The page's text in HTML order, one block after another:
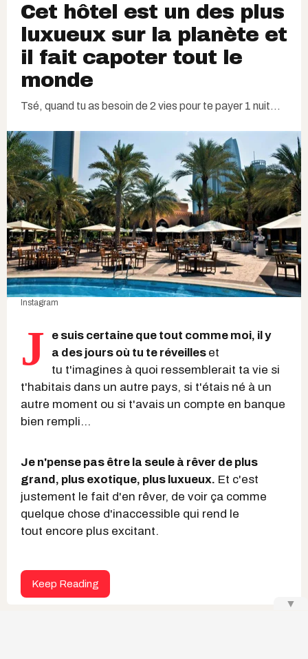
Cet hôtel est un des plus
luxueux sur la planète et
il fait capoter tout le
monde
Tsé, quand tu as besoin de 2 vies pour te payer 1 nuit...
Instagram
J
e suis certaine que tout comme moi, il y
a des jours où tu te réveilles et
tu t'imagines à quoi ressemblerait ta vie si
t'habitais dans un autre pays, si t'étais né à un
autre moment ou si t'avais un compte en banque
bien rempli...
Je n'pense pas être la seule à rêver de plus
grand, plus exotique, plus luxueux. Et c'est
justement le fait d'en rêver, de voir ça comme
quelque chose d'inaccessible qui rend le
tout encore plus excitant.
Keep Reading
▼